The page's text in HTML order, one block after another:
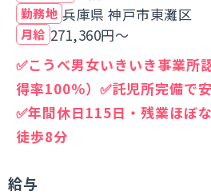
勤務地 兵庫県 神戸市東灘区
月給 271,360円～
✅こうべ男女いきいき事業所
得率100％）✅託児所完備で
✅年間休日115日・残業ほぼ
徒歩8分
給与